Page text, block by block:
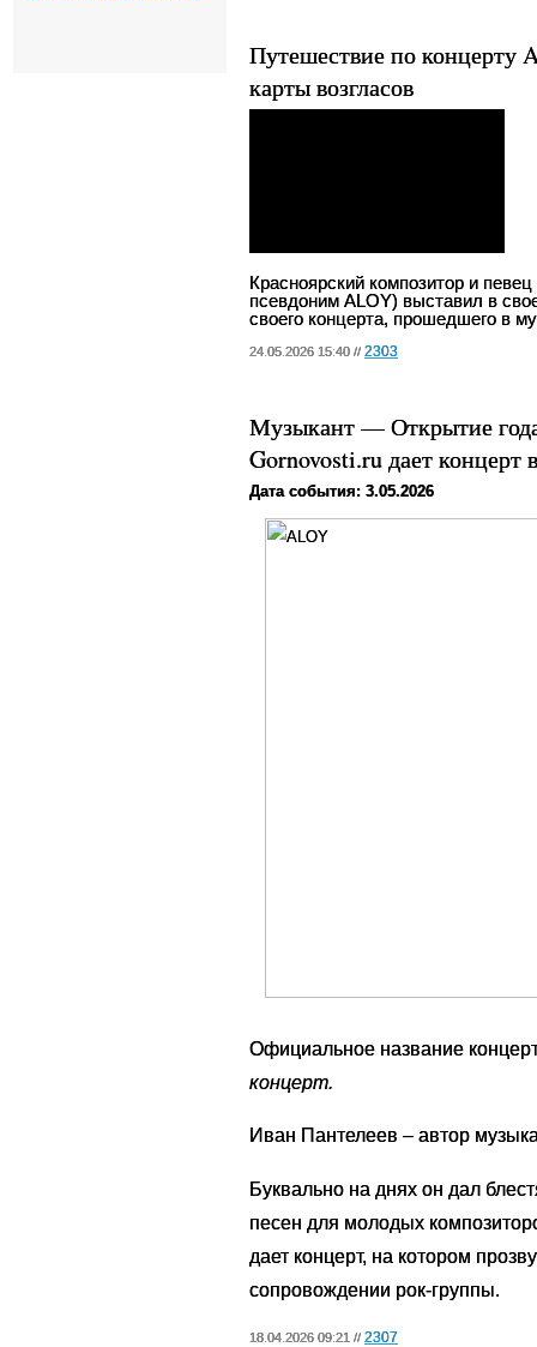
Путешествие по
карты возгласов
Красноярский композитор и
псевдоним ALOY) выставил в
своего концерта, прошедшего в
24.05.2026 15:40 // 2303
Музыкант — Открытие
Gornovosti.ru дает концерт
Дата события: 3.05.2026
Официальное название
концерт.
Иван Пантелеев – автор
Буквально на днях он дал
песен для молодых
дает концерт, на котором
сопровождении рок-группы.
18.04.2026 09:21 // 2307